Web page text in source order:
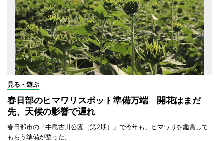
見る・遊ぶ
春日部のヒマワリスポット準備万端 開花はまだ
先、天候の影響で遅れ
春日部市の「牛島古川公園（第2期）」で今年も、ヒマワリを鑑賞して
もらう準備が整った。